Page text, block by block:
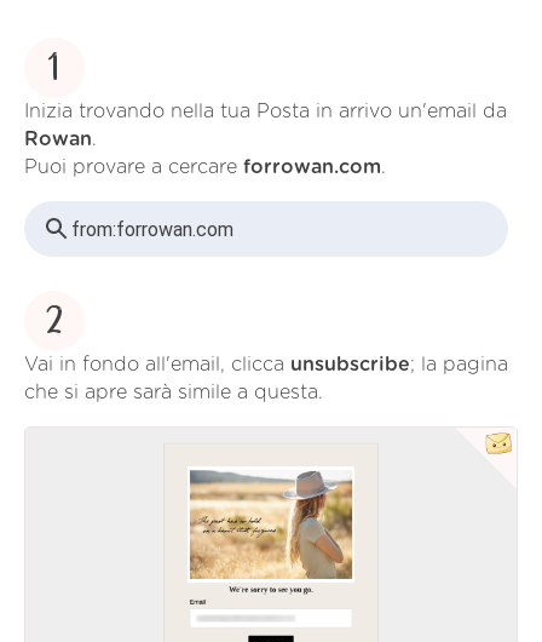
1
Inizia trovando nella tua Posta in arrivo un'email da
Rowan.
Puoi provare a cercare forrowan.com.
from:forrowan.com
2
Vai in fondo all'email, clicca unsubscribe; la pagina
che si apre sarà simile a questa.